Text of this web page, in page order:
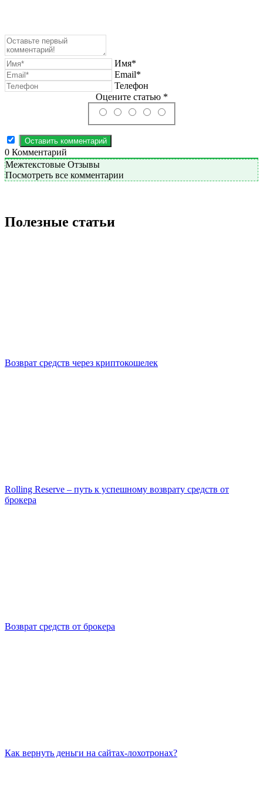
Имя*
Email*
Телефон
Оцените статью *
0 Комментарий
Межтекстовые Отзывы
Посмотреть все комментарии
Полезные статьи
Возврат средств через криптокошелек
Rolling Reserve – путь к успешному возврату средств от
брокера
Возврат средств от брокера
Как вернуть деньги на сайтах-лохотронах?